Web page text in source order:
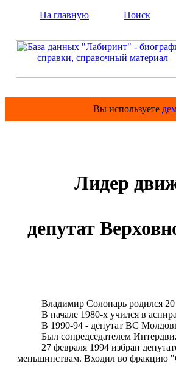
На главную
Поиск
Вы используете
Лидер
депутат
Владимир Солонарь родился 20
В начале 1980-х учился в
В 1990-94 - депутат ВС
Был сопредседателем
27 февраля 1994 избран
меньшинствам. Входил во фракцию